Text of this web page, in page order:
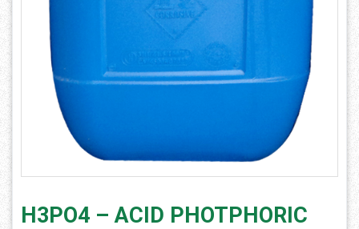
H3PO4 – ACID PHOTPHORIC